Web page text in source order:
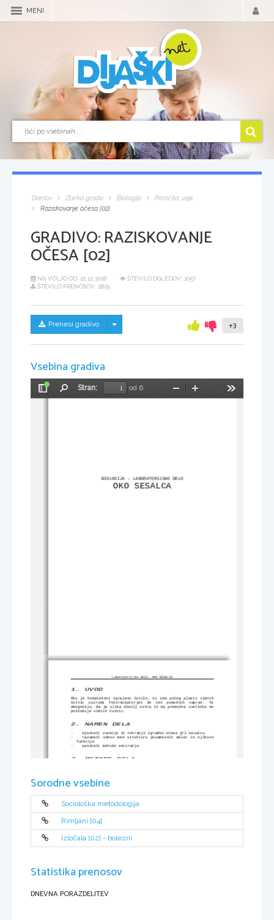
MENI
Domov Zbirka gradiv Biologija
Poročila, vaje
Raziskovanje očesa [02]
GRADIVO:RAZISKOVANJE
OČESA [02]
NA VOLJO OD: 21.12.2018
ŠTEVILO OGLEDOV: 1057
ŠTEVILO PRENOSOV: 2825
Prenesi gradivo Skrij/prikaži meni +3
Vsebina gradiva
Preklopi
Stran:
od 6
Pomanjšaj
BIOLOGIJA – LABORATORIJSKO DELO
OKO SESALCA
Laboratorijsko delo: OKO SESALCA
1. UVOD
Oko je kompleksno zgrajeno čutilo, ki ima poleg plasti vidnih
čutnic   oziroma   fotoreceptorjev   še   več   pomožnih   naprav.   Te
omogočajo, da je slika dovolj ostra in da premočna svetloba ne
poškoduje vidnih čutnic.
2. NAMEN DELA
-
spoznati zunanjo in notranjo zgradbo očesa pri sesalcu
-
razumeti odnos med strukturo posameznih delov in njihovo
funkcijo
-
spoznati metodo seciranja
3. METODE DELA
Sorodne vsebine
Sociološka metodologija
Rimljani [04]
Izločala [02] - bolezni
Statistika prenosov
DNEVNA PORAZDELITEV